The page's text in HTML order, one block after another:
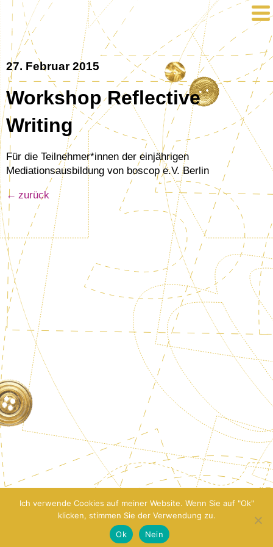
27. Februar 2015
Workshop Reflective
Writing
Für die Teilnehmer*innen der einjährigen
Mediationsausbildung von boscop e.V. Berlin
zurück
Ich verwende Cookies auf meiner Website. Wenn Sie auf "Ok"
klicken, stimmen Sie der Verwendung zu.
Ok
Nein